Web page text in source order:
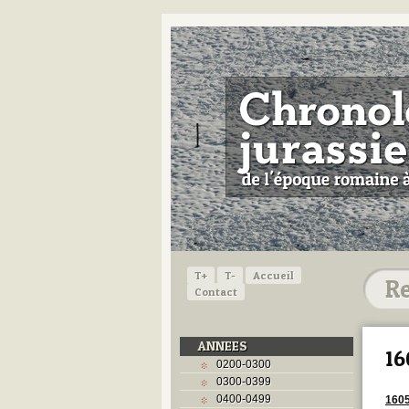
T+ T-
Accueil
Contact
ANNEES
0200-0300
0300-0399
0400-0499